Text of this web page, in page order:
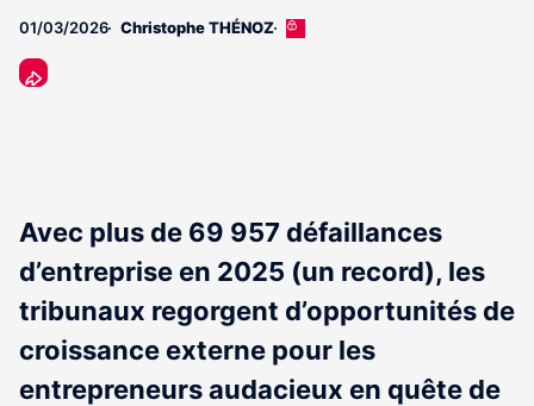
01/03/2026 Christophe THÉNOZ
Cet
Avec plus de 69 957 défaillances
d’entreprise en 2025 (un record), les
tribunaux regorgent d’opportunités de
croissance externe pour les
entrepreneurs audacieux en quête de